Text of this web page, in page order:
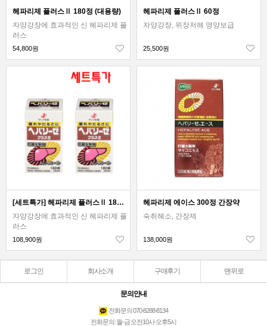
헤파리제 플러스Ⅱ 180정 (대용량)
자양강장에 효과적인 신 헤파리제 플
러스
54,800원
헤파리제 플러스Ⅱ 60정
자양강장, 위장저해 영양보급
25,500원
[세트특가] 헤파리제 플러스Ⅱ 180정 2개묶음세트
자양강장에 효과적인 신 헤파리제 플
러스
108,900원
헤파리제 에이스 300정 간장약
숙취해소, 간장제
138,000원
로그인 회사소개 구매후기 맨위로
문의안내
전화문의 070-8288-8134
전화문의: 월-금 오전10시-오후5시